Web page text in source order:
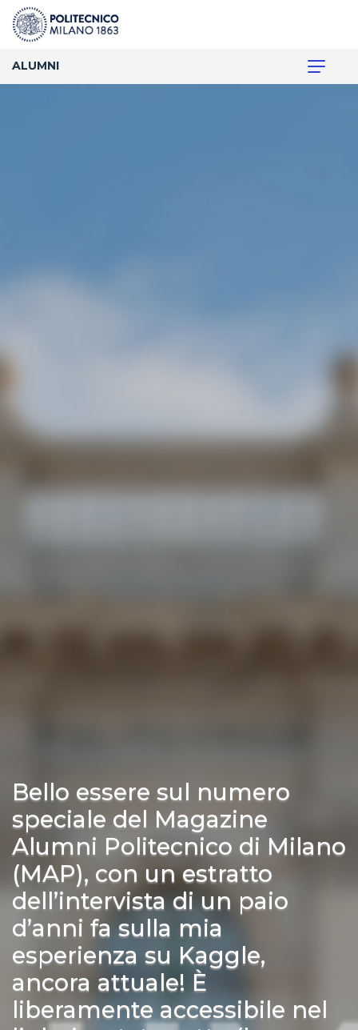
ALUMNI
Bello essere sul numero
speciale del Magazine
Alumni Politecnico di Milano
(MAP), con un estratto
dell’intervista di un paio
d’anni fa sulla mia
esperienza su Kaggle,
ancora attuale! È
liberamente accessibile nel